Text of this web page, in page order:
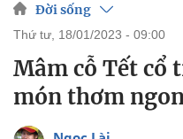
Đời sống
thứ tư, 18/01/2023 - 09:00
Mâm cỗ Tết cổ
món thơm